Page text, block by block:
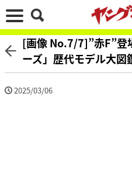
[画像 No.7/7]”赤F”登
ーズ」歴代モデル大図
2025/03/06